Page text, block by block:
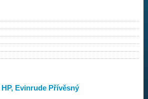
XHS
Evinrude Přívěsný